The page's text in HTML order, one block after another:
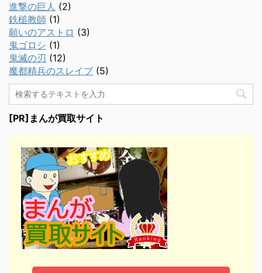
進撃の巨人 (2)
鉄槌教師 (1)
願いのアストロ (3)
鬼ゴロシ (1)
鬼滅の刃 (12)
魔都精兵のスレイブ (5)
[PR]まんが買取サイト